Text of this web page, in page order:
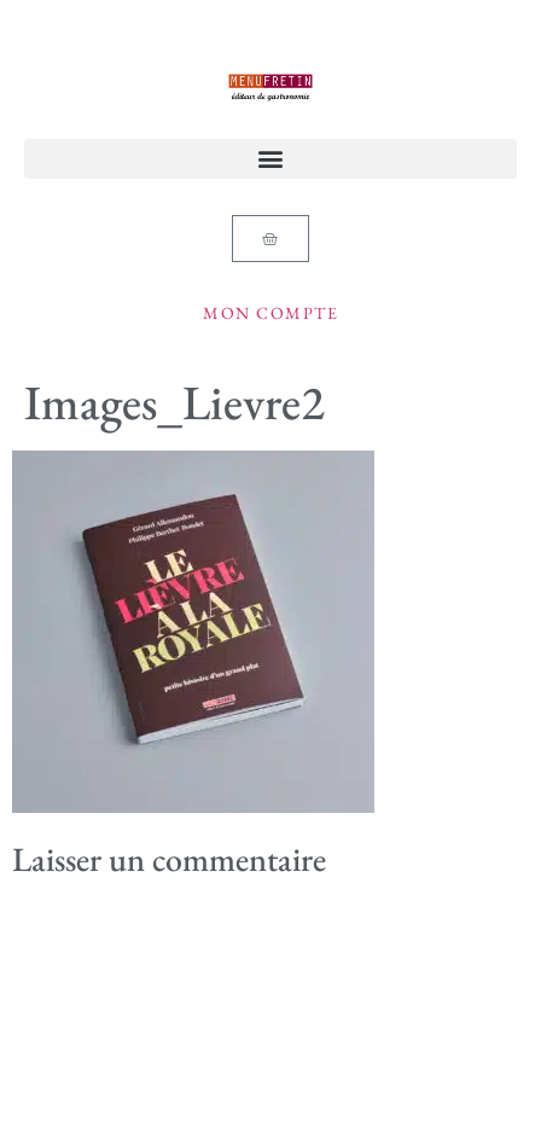
MON COMPTE
Images_Lievre2
Laisser un commentaire